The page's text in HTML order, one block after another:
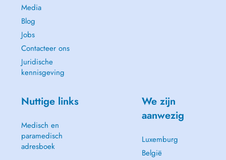
Media
Blog
Jobs
Contacteer ons
Juridische
kennisgeving
Nuttige links
Medisch en
paramedisch
adresboek
We zijn
aanwezig
Luxemburg
België